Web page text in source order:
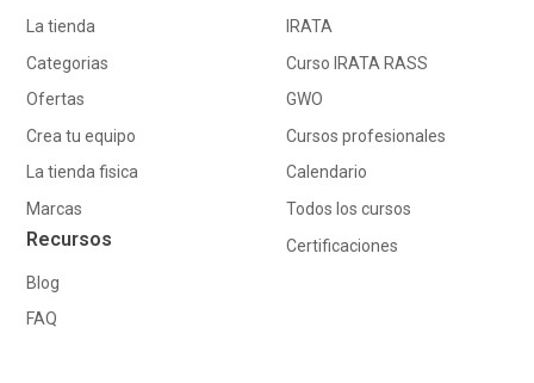
La tienda
Categorias
Ofertas
Crea tu equipo
La tienda fisica
Marcas
Recursos
Blog
FAQ
IRATA
Curso IRATA RASS
GWO
Cursos profesionales
Calendario
Todos los cursos
Certificaciones